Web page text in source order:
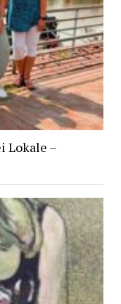
Lokale –